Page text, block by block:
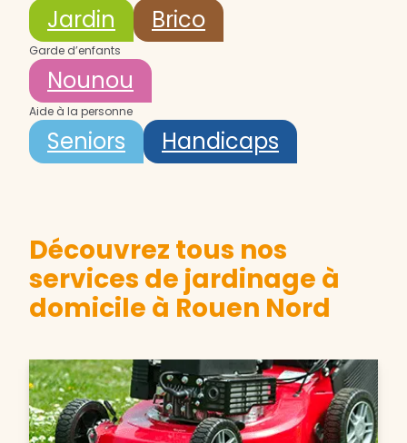
Jardin
Brico
Garde d’enfants
Nounou
Aide à la personne
Seniors Handicaps
Découvrez tous nos
services de jardinage à
domicile à Rouen Nord